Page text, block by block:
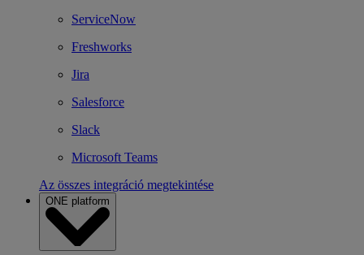
ServiceNow
Freshworks
Jira
Salesforce
Slack
Microsoft Teams
Az összes integráció megtekintése
ONE platform